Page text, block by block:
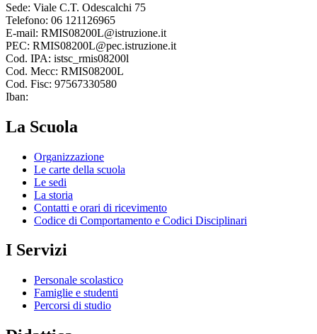
Sede: Viale C.T. Odescalchi 75
Telefono: 06 121126965
E-mail: RMIS08200L@istruzione.it
PEC: RMIS08200L@pec.istruzione.it
Cod. IPA: istsc_rmis08200l
Cod. Mecc: RMIS08200L
Cod. Fisc: 97567330580
Iban:
La Scuola
Organizzazione
Le carte della scuola
Le sedi
La storia
Contatti e orari di ricevimento
Codice di Comportamento e Codici Disciplinari
I Servizi
Personale scolastico
Famiglie e studenti
Percorsi di studio